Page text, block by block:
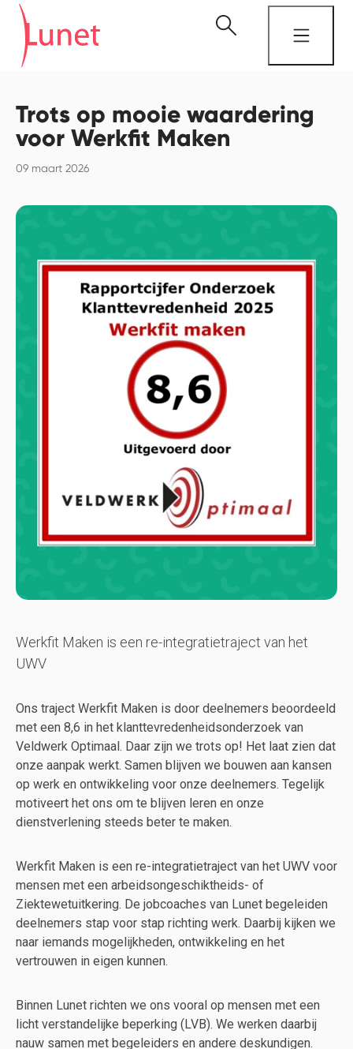
Trots op mooie waardering
voor Werkfit Maken
09 maart 2026
Werkfit Maken is een re-integratietraject van het
UWV
Ons traject Werkfit Maken is door deelnemers beoordeeld
met een 8,6 in het klanttevredenheidsonderzoek van
Veldwerk Optimaal. Daar zijn we trots op! Het laat zien dat
onze aanpak werkt. Samen blijven we bouwen aan kansen
op werk en ontwikkeling voor onze deelnemers. Tegelijk
motiveert het ons om te blijven leren en onze
dienstverlening steeds beter te maken.
Werkfit Maken is een re-integratietraject van het UWV voor
mensen met een arbeidsongeschiktheids- of
Ziektewetuitkering. De jobcoaches van Lunet begeleiden
deelnemers stap voor stap richting werk. Daarbij kijken we
naar iemands mogelijkheden, ontwikkeling en het
vertrouwen in eigen kunnen.
Binnen Lunet richten we ons vooral op mensen met een
licht verstandelijke beperking (LVB). We werken daarbij
nauw samen met begeleiders en andere deskundigen.